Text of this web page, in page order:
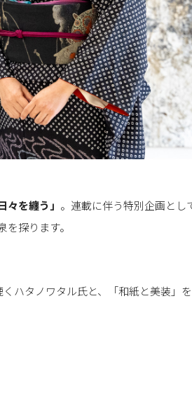
々を纏う 」 。連載に伴う特別企画とし
探ります。
ハタノワタル氏と、「和紙と美装」